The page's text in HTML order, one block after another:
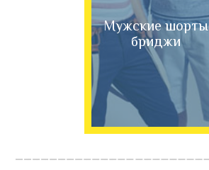
Мужские шорты
бриджи